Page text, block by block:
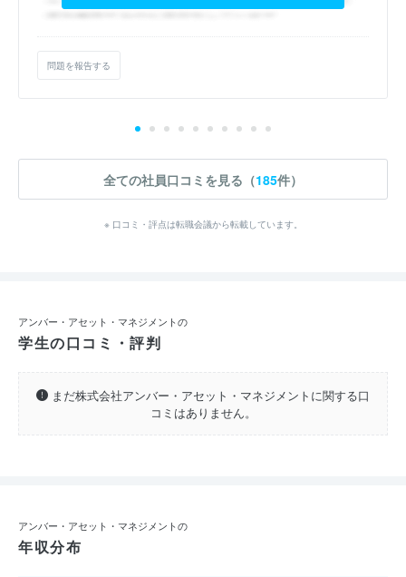
問題を報告する
全ての社員口コミを見る（185件）
※ 口コミ・評点は転職会議から転載しています。
アンバー・アセット・マネジメントの
学生の口コミ・評判
まだ株式会社アンバー・アセット・マネジメントに関する口
コミはありません。
アンバー・アセット・マネジメントの
年収分布